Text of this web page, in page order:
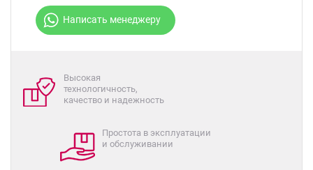
Написать менеджеру
Высокая
технологичность,
качество и надежность
Простота в эксплуатации
и обслуживании